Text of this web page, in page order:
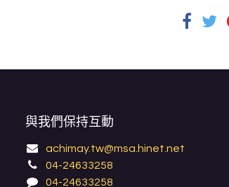
與我們保持互動
achimay.tw@msa.hinet.net
04-24633258
04-24633258